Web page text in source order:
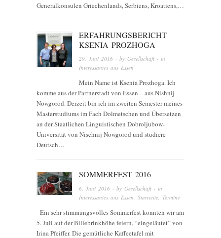
Generalkonsulen Griechenlands, Serbiens, Kroatiens,…
ERFAHRUNGSBERICHT
KSENIA PROZHOGA
29. Juni 2016 · byGesellschaft · in
Interessantes aus Essen
Mein Name ist Ksenia Prozhoga. Ich
komme aus der Partnerstadt von Essen – aus Nishnij
Nowgorod. Derzeit bin ich im zweiten Semester meines
Masterstudiums im Fach Dolmetschen und Übersetzen
an der Staatlichen Linguistischen Dobroljubow-
Universität von Nischnij Nowgorod und studiere
Deutsch…
SOMMERFEST 2016
6. Juni 2016 · byGesellschaft · in
Interessantes aus Essen ,Startseite Termine
Ein sehr stimmungsvolles Sommerfest konnten wir am
5. Juli auf der Billebrinkhöhe feiern, “eingeläutet” von
Irina Pfeiffer. Die gemütliche Kaffeetafel mit